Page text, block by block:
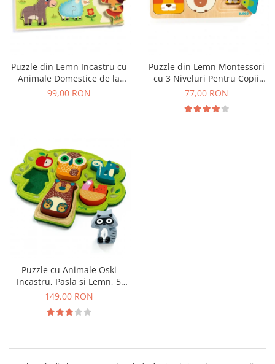
Puzzle din Lemn Incastru cu
Animale Domestice de la
Ferma, 12 Piese
99,00 RON
Puzzle din Lemn Montessori
cu 3 Niveluri Pentru Copii
Mici, Animale si Forme
77,00 RON
Puzzle cu Animale Oski
Incastru, Pasla si Lemn, 5
Animale, 12+ Luni
149,00 RON